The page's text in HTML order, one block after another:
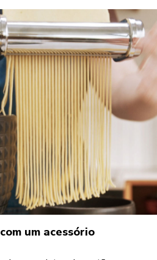
um acessório